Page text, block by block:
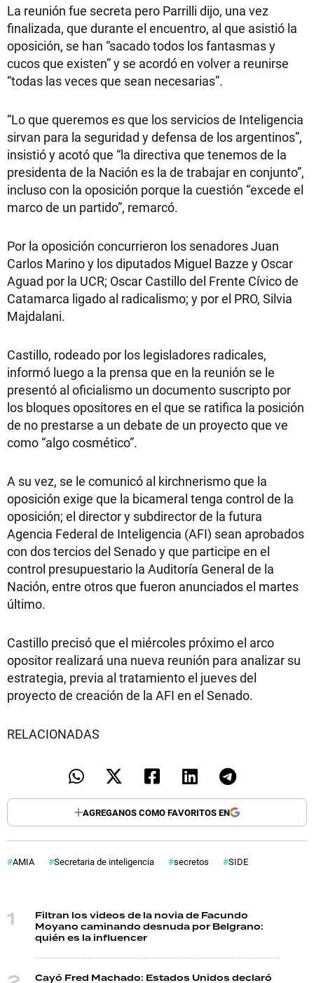
La reunión fue secreta pero Parrilli dijo, una vez
finalizada, que durante el encuentro, al que asistió la
oposición, se han “sacado todos los fantasmas y
cucos que existen” y se acordó en volver a reunirse
“todas las veces que sean necesarias”.
“Lo que queremos es que los servicios de Inteligencia
sirvan para la seguridad y defensa de los argentinos”,
insistió y acotó que “la directiva que tenemos de la
presidenta de la Nación es la de trabajar en conjunto”,
incluso con la oposición porque la cuestión “excede el
marco de un partido”, remarcó.
Por la oposición concurrieron los senadores Juan
Carlos Marino y los diputados Miguel Bazze y Oscar
Aguad por la UCR; Oscar Castillo del Frente Cívico de
Catamarca ligado al radicalismo; y por el PRO, Silvia
Majdalani.
Castillo, rodeado por los legisladores radicales,
informó luego a la prensa que en la reunión se le
presentó al oficialismo un documento suscripto por
los bloques opositores en el que se ratifica la posición
de no prestarse a un debate de un proyecto que ve
como “algo cosmético”.
A su vez, se le comunicó al kirchnerismo que la
oposición exige que la bicameral tenga control de la
oposición; el director y subdirector de la futura
Agencia Federal de Inteligencia (AFI) sean aprobados
con dos tercios del Senado y que participe en el
control presupuestario la Auditoría General de la
Nación, entre otros que fueron anunciados el martes
último.
Castillo precisó que el miércoles próximo el arco
opositor realizará una nueva reunión para analizar su
estrategia, previa al tratamiento el jueves del
proyecto de creación de la AFI en el Senado.
RELACIONADAS
AGREGANOS COMO FAVORITOS EN
AMIA Secretaria de inteligencia secretos SIDE
Filtran los videos de la novia de Facundo
Moyano caminando desnuda por Belgrano:
quién es la influencer
Cayó Fred Machado: Estados Unidos declaró